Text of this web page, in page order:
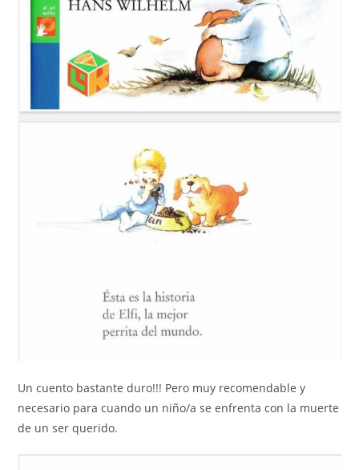
Un cuento bastante duro!!! Pero muy recomendable y
necesario para cuando un niño/a se enfrenta con la muerte
de un ser querido.